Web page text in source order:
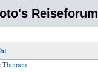
Reiseforum
Themen